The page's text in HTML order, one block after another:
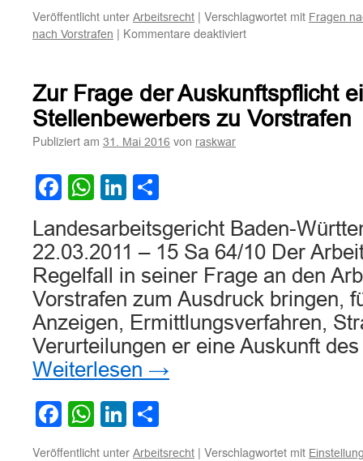
Veröffentlicht unter Arbeitsrecht | Verschlagwortet mit Fragen
nach Vorstrafen | Kommentare deaktiviertfür
eines
Stellenbewerbers
hinsichtlich
Vorstrafen
Zur Frage der Auskunftspflicht
Stellenbewerbers zu Vorstrafen
Publiziert am 31. Mai 2016 von raskwar
Facebook
WhatsApp
LinkedIn
Landesarbeitsgericht Baden-
22.03.2011 – 15 Sa 64/10 Der
Regelfall in seiner Frage an den
Vorstrafen zum Ausdruck bringen,
Anzeigen, Ermittlungsverfahren,
Verurteilungen er eine Auskunft
Weiterlesen →
Facebook
WhatsApp
LinkedIn
Veröffentlicht unter Arbeitsrecht | Verschlagwortet mit